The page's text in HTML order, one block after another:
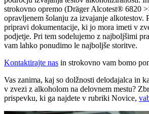
strokovno opremo (Dräger Alcotest® 6820
opravljenem šolanju za izvajanje alkotestov.
pripravi dokumentacije, ki jo mora imeti v
podjetje. Pri tem sodelujemo z najboljšimi
vam lahko ponudimo le najboljše storitve.
Kontaktirajte nas in strokovno vam bomo
Vas zanima, kaj so dolžnosti delodajalca in
v zvezi z alkoholom na delovnem mestu?
prispevku, ki ga najdete v rubriki Novice,